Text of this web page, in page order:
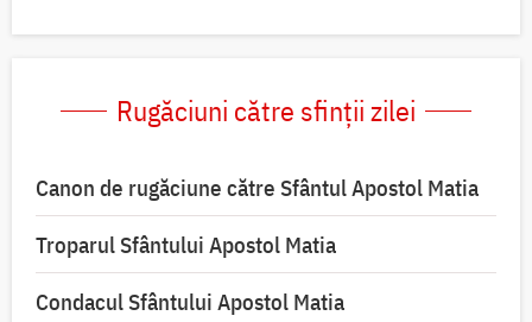
Rugăciuni către sfinții zilei
Canon de rugăciune către Sfântul Apostol Matia
Troparul Sfântului Apostol Matia
Condacul Sfântului Apostol Matia